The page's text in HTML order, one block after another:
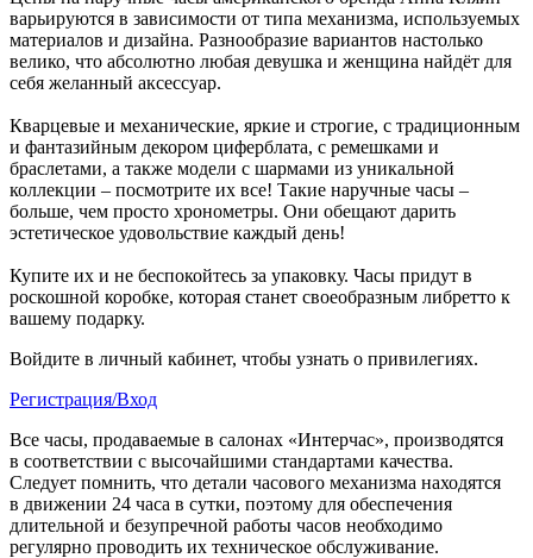
варьируются в зависимости от типа механизма, используемых
материалов и дизайна. Разнообразие вариантов настолько
велико, что абсолютно любая девушка и женщина найдёт для
себя желанный аксессуар.
Кварцевые и механические, яркие и строгие, с традиционным
и фантазийным декором циферблата, с ремешками и
браслетами, а также модели с шармами из уникальной
коллекции – посмотрите их все! Такие наручные часы –
больше, чем просто хронометры. Они обещают дарить
эстетическое удовольствие каждый день!
Купите их и не беспокойтесь за упаковку. Часы придут в
роскошной коробке, которая станет своеобразным либретто к
вашему подарку.
Войдите в личный кабинет, чтобы узнать о привилегиях.
Регистрация/Вход
Все часы, продаваемые в салонах «Интерчас», производятся
в соответствии с высочайшими стандартами качества.
Следует помнить, что детали часового механизма находятся
в движении 24 часа в сутки, поэтому для обеспечения
длительной и безупречной работы часов необходимо
регулярно проводить их техническое обслуживание.